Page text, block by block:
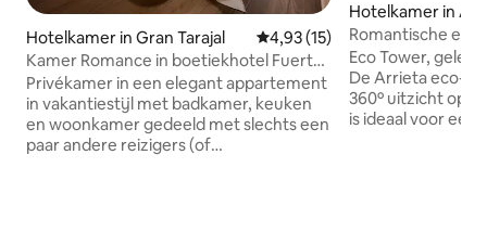
Hotelkamer in Gran Tarajal Gemiddelde beoordeling van
4,93 (15)
Kamer Romance in boetiekhotel Fuerte
Style
Privékamer in een elegant appartement
in vakantiestijl met badkamer, keuken
en woonkamer gedeeld met slechts een
paar andere reizigers (of
Hotelkamer in
Romantische
uitzicht,
Eco Tower,
De Arrieta eco-
360º uitzicht op
is ideaal voor een